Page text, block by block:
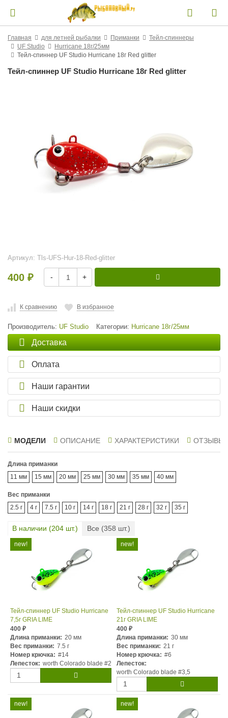
Главная для летней рыбалки Приманки
Тейл-спиннеры
UF Studio
Hurricane 18г/25мм
Тейл-спиннер UF Studio Hurricane 18г Red glitter
Тейл-спиннер UF Studio Hurricane 18г Red glitter
Артикул: Tls-UFS-Hur-18-Red-glitter
400 ₽ - +
К сравнению В избранное
Производитель: UF Studio Категории: Hurricane 18г/25мм
Доставка
Оплата
Наши гарантии
Наши скидки
МОДЕЛИ ОПИСАНИЕ ХАРАКТЕРИСТИКИ ОТЗЫВЫ
Длина приманки
11 мм
15 мм 20 мм 25 мм 30 мм 35 мм 40 мм
Вес приманки
2.5 г
4 г 7.5 г 10 г 14 г 18 г 21 г 28 г 32 г 35 г
В наличии (204 шт.) Все (358 шт.)
Тейл-спиннер UF Studio Hurricane
7,5г GRIA LIME
400 ₽
Длина приманки: 20 мм
Вес приманки: 7.5 г
Номер крючка: #14
Лепесток: worth Colorado blade #2
Тейл-спиннер UF Studio Hurricane
21г GRIA LIME
400 ₽
Длина приманки: 30 мм
Вес приманки: 21 г
Номер крючка: #6
Лепесток:
worth Colorado blade #3,5